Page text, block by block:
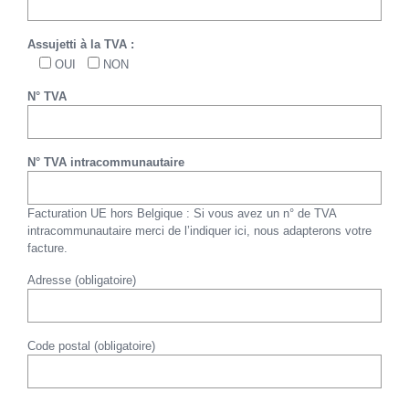
Assujetti à la TVA :
OUI
NON
N° TVA
N° TVA intracommunautaire
Facturation UE hors Belgique : Si vous avez un n° de TVA
intracommunautaire merci de l’indiquer ici, nous adapterons votre
facture.
Adresse (obligatoire)
Code postal (obligatoire)